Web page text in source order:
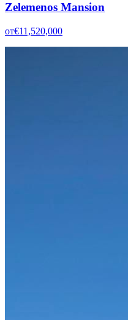
Zelemenos Mansion
от€11,520,000